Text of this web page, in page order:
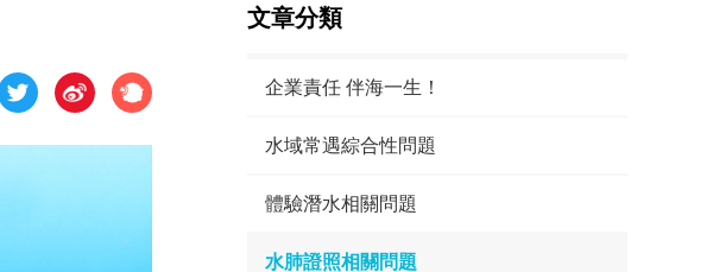
文章分類
企業責任 伴海一生！
水域常遇綜合性問題
體驗潛水相關問題
水肺證照相關問題